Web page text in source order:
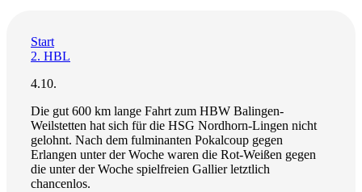
Start
2. HBL
4.10.
Die gut 600 km lange Fahrt zum HBW Balingen-
Weilstetten hat sich für die HSG Nordhorn-Lingen nicht
gelohnt. Nach dem fulminanten Pokalcoup gegen
Erlangen unter der Woche waren die Rot-Weißen gegen
die unter der Woche spielfreien Gallier letztlich
chancenlos.